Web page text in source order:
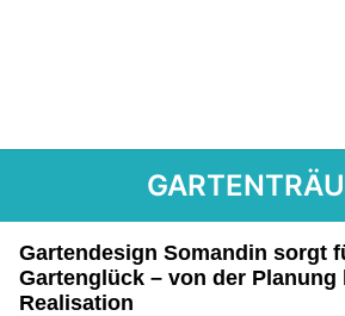
Gartendesign Somandin sorgt
Gartenglück – von der Planung
Realisation